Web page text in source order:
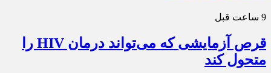
9 ساعت قبل
قرص آزمایشی که می‌تواند درمان HIV را
متحول کند